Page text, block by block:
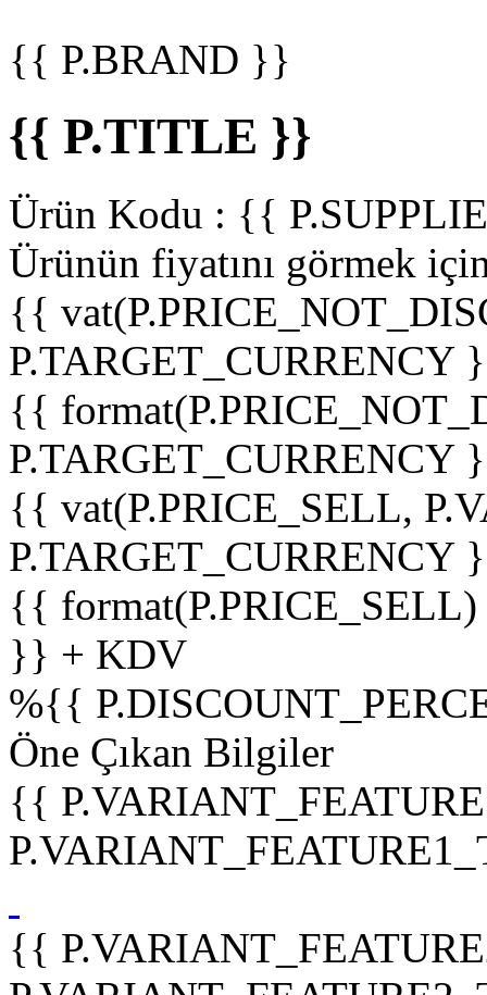
{{ P.BRAND }}
{{ P.TITLE }}
Ürün Kodu : {{
Ürünün fiyatını görmek
{{
P.TARGET_CURRENCY
{{
P.TARGET_CURRENCY
{{ vat(P.PRICE_SELL,
P.TARGET_CURRENCY
{{
}} + KDV
%{{
Öne Çıkan Bilgiler
{{
{{